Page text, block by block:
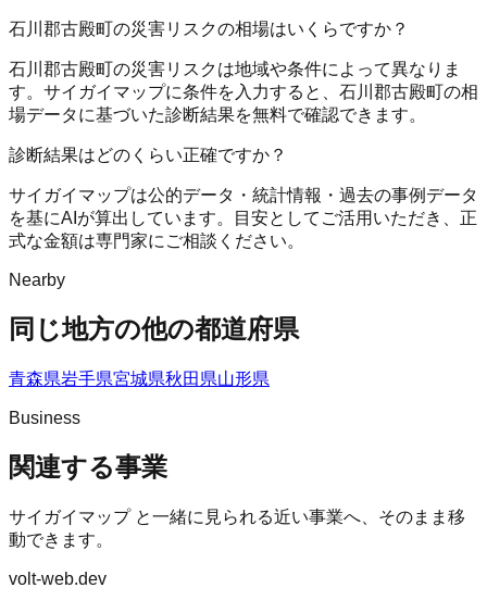
石川郡古殿町の災害リスクの相場はいくらですか？
石川郡古殿町の災害リスクは地域や条件によって異なりま
す。サイガイマップに条件を入力すると、石川郡古殿町の相
場データに基づいた診断結果を無料で確認できます。
診断結果はどのくらい正確ですか？
サイガイマップは公的データ・統計情報・過去の事例データ
を基にAIが算出しています。目安としてご活用いただき、正
式な金額は専門家にご相談ください。
Nearby
同じ地方の他の都道府県
青森県岩手県宮城県秋田県山形県
Business
関連する事業
サイガイマップと一緒に見られる近い事業へ、そのまま移
動できます。
volt-web.dev